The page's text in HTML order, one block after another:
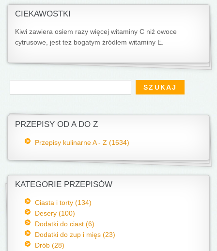
CIEKAWOSTKI
Kiwi zawiera osiem razy więcej witaminy C niż owoce
cytrusowe, jest też bogatym źródłem witaminy E.
Formularz wyszukiwania
Szukaj
PRZEPISY OD A DO Z
Przepisy kulinarne A - Z (1634)
KATEGORIE PRZEPISÓW
Ciasta i torty (134)
Desery (100)
Dodatki do ciast (6)
Dodatki do zup i mięs (23)
Drób (28)